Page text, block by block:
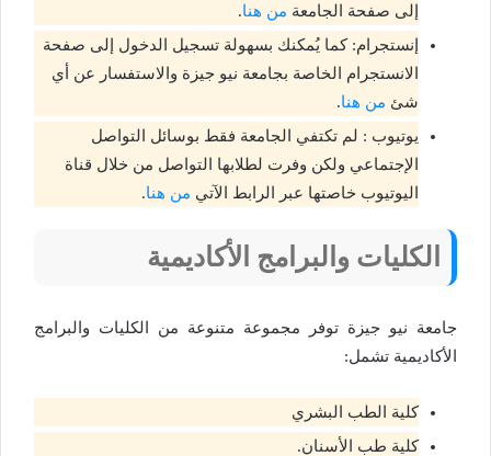
إلى صفحة الجامعة من هنا.
إنستجرام: كما يُمكنك بسهولة تسجيل الدخول إلى صفحة
الانستجرام الخاصة بجامعة نيو جيزة والاستفسار عن أي
شئ من هنا.
يوتيوب​ : لم تكتفي الجامعة فقط بوسائل التواصل
الإجتماعي ولكن وفرت لطلابها التواصل من خلال قناة
اليوتيوب خاصتها عبر الرابط الآتي من هنا.
الكليات والبرامج الأكاديمية
جامعة نيو جيزة توفر مجموعة متنوعة من الكليات والبرامج
الأكاديمية تشمل:
كلية الطب البشري
كلية طب الأسنان.